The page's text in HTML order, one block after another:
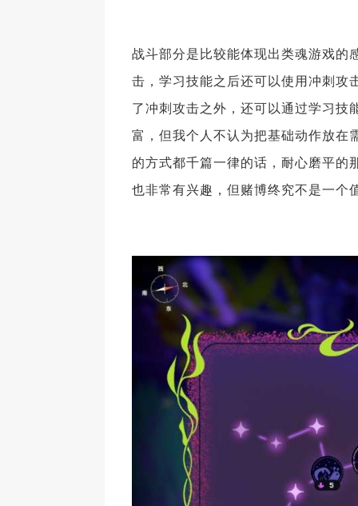
战斗部分是比较能体现出类魂游戏的
击，学习技能之后还可以使用冲刺攻
了冲刺攻击之外，还可以通过学习技
富，但我个人不认为把基础动作放在
的方式都千篇一律的话，耐心磨平的
也非常有兴趣，但赌博终究不是一个